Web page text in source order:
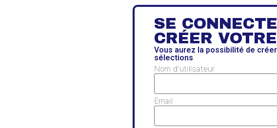
SE
CRÉER
Vous aurez la possibilité de
sélections
Nom d'utilisateur
Email